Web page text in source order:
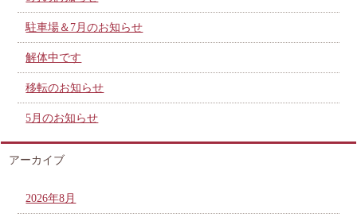
駐車場＆7月のお知らせ
解体中です
移転のお知らせ
5月のお知らせ
アーカイブ
2026年8月